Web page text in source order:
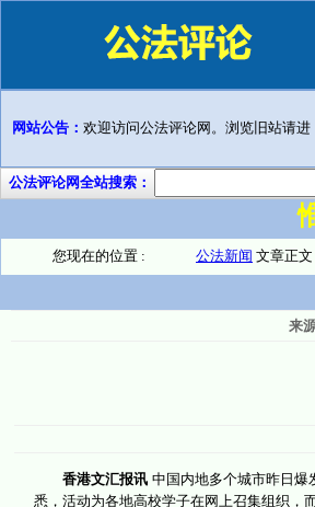
网站公告： 欢迎访问公法评论网。浏览旧站请进
公法评论网全站搜索：
您现在的位置 : 公法新闻 文章正文
来
香港文汇报讯 中国内地多个城市昨日爆
悉，活动为各地高校学子在网上召集组织，